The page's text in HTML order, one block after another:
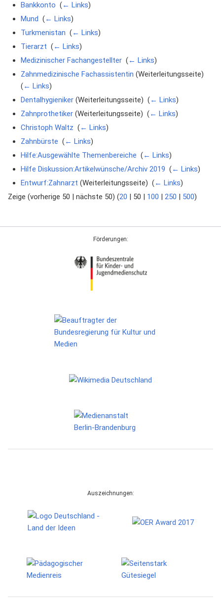
Bankkonto (← Links)
Mund (← Links)
Turkmenistan (← Links)
Tierarzt (← Links)
Medizinischer Fachangestellter‎ (← Links)
Zahnmedizinische Fachassistentin (Weiterleitungsseite) ‎
(← Links)
Dentalhygieniker(Weiterleitungsseite) ‎ (← Links)
Zahnprothetiker(Weiterleitungsseite) ‎ (← Links)
Christoph Waltz (← Links)
Zahnbürste (← Links)
Hilfe:Ausgewählte Themenbereiche (← Links)
Hilfe Diskussion:Artikelwünsche/Archiv 2019 (← Links)
Entwurf:Zahnarzt (Weiterleitungsseite) ‎ (← Links)
Zeige (vorherige 50 | nächste 50) (20 | 50 | 100 | 250 | 500)
Förderungen:
Auszeichnungen: